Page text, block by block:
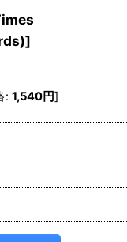
]
: 1,540円]